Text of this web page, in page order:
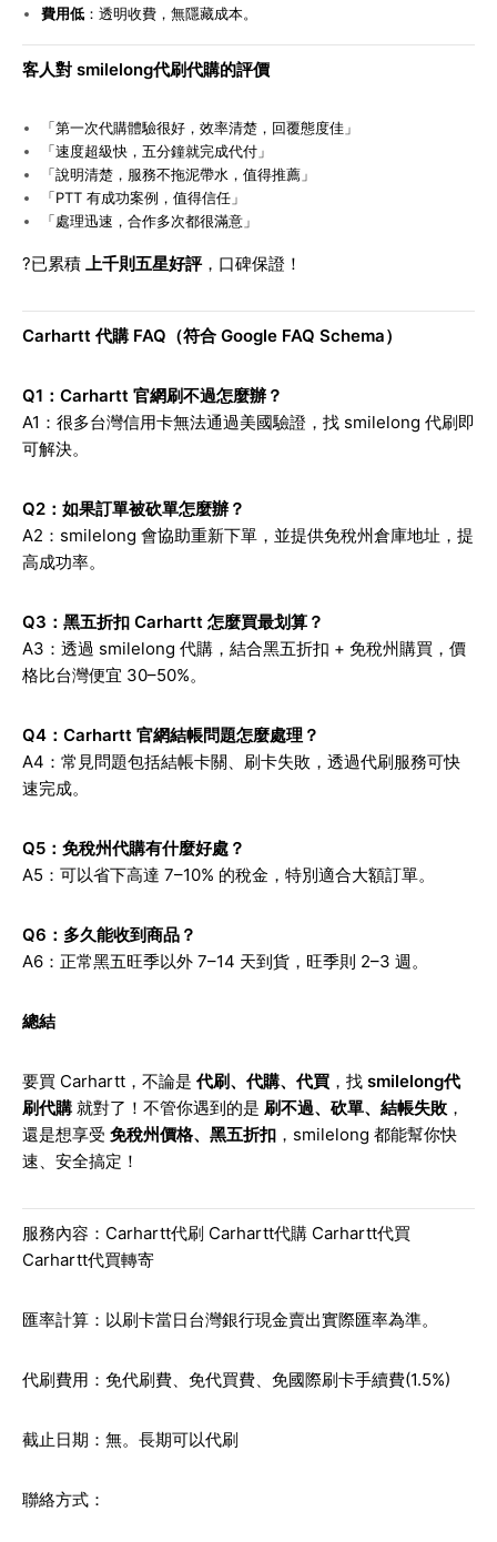
費用低：透明收費，無隱藏成本。
客人對 smilelong代刷代購的評價
「第一次代購體驗很好，效率清楚，回覆態度佳」
「速度超級快，五分鐘就完成代付」
「說明清楚，服務不拖泥帶水，值得推薦」
「PTT 有成功案例，值得信任」
「處理迅速，合作多次都很滿意」
?已累積 上千則五星好評，口碑保證！
Carhartt 代購 FAQ（符合 Google FAQ Schema）
Q1 ：Carhartt 官網刷不過怎麼辦？
A1 ：很多台灣信用卡無法通過美國驗證，找 smilelong 代刷即
可解決。
Q2 ：如果訂單被砍單怎麼辦？
A2 ：smilelong 會協助重新下單，並提供免稅州倉庫地址，提
高成功率。
Q3 ：黑五折扣 Carhartt 怎麼買最划算？
A3 ：透過 smilelong 代購，結合黑五折扣 + 免稅州購買，價
格比台灣便宜 30–50%。
Q4 ：Carhartt 官網結帳問題怎麼處理？
A4 ：常見問題包括結帳卡關、刷卡失敗，透過代刷服務可快
速完成。
Q5 ：免稅州代購有什麼好處？
A5 ：可以省下高達 7–10% 的稅金，特別適合大額訂單。
Q6 ：多久能收到商品？
A6 ：正常黑五旺季以外 7–14 天到貨，旺季則 2–3 週。
總結
要買 Carhartt，不論是 代刷、代購、代買 ，找 smilelong代
刷代購 就對了！不管你遇到的是 刷不過、砍單、結帳失敗 ，
還是想享受 免稅州價格、黑五折扣 ，smilelong 都能幫你快
速、安全搞定！
服務內容： Carhartt代刷 Carhartt代購 Carhartt代買
Carhartt代買轉寄
匯率計算：以刷卡當日台灣銀行現金賣出實際匯率為準。
代刷費用：免代刷費、免代買費、免國際刷卡手續費(1.5%)
截止日期：無。長期可以代刷
聯絡方式：